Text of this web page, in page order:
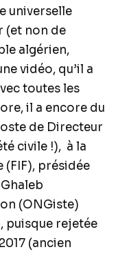
universelle
(et non de
algérien,
vidéo, qu’il a
toutes les
il a encore du
de Directeur
civile !), à la
(FIF), présidée
(ONGiste)
puisque rejetée
(ancien